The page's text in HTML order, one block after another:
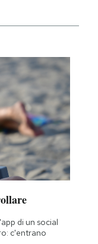
di un social
c'entrano